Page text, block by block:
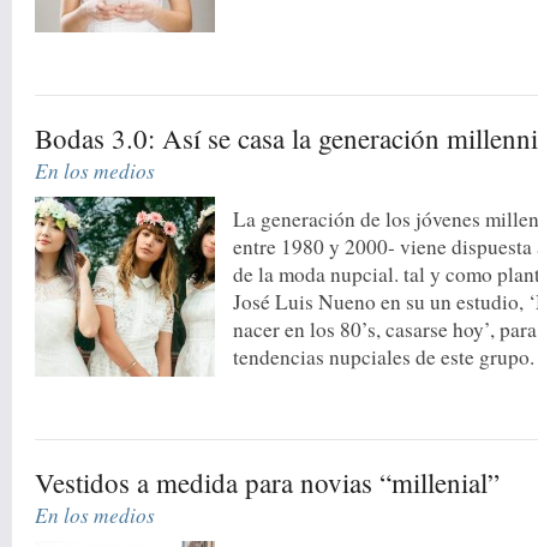
Bodas 3.0: Así se casa la generación
En los medios
La generación de los jóvenes
entre 1980 y 2000- viene
de la moda nupcial. tal y como
José Luis Nueno en su un estudio,
nacer en los 80’s, casarse hoy’,
tendencias nupciales de este grupo.
Vestidos a medida para novias “millenial”
En los medios